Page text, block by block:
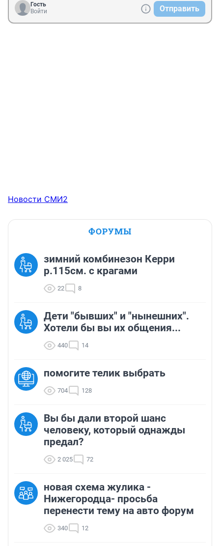
Гость
Войти
Отправить
Новости СМИ2
ФОРУМЫ
зимний комбинезон Керри
р.115см. с крагами
22 8
Дети "бывших" и "нынешних".
Хотели бы вы их общения...
440 14
помогите телик выбрать
704 128
Вы бы дали второй шанс
человеку, который однажды
предал?
2 025 72
новая схема жулика -
Нижегородца- просьба
перенести тему на авто форум
340 12